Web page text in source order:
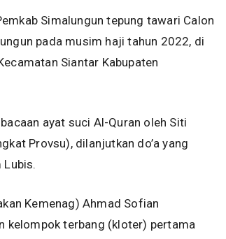
Simalungun tepung tawari Calon
pada musim haji tahun 2022, di
Siantar Kabupaten
ayat suci Al-Quran oleh Siti
Provsu), dilanjutkan do’a yang
Lubis.
Kemenag) Ahmad Sofian
kelompok terbang (kloter) pertama